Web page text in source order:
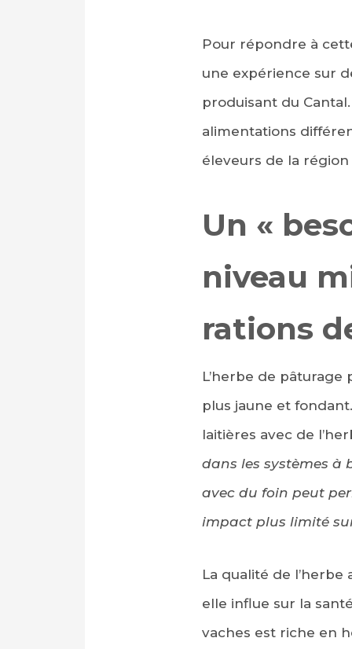
Pour répondre à
une expérience sur
produisant du
alimentations
éleveurs de la
Un «
niveau
rations
L’herbe de
plus jaune et
laitières avec de
dans les systèmes à
avec du foin peut
impact plus limité
La qualité de
elle influe sur la
vaches est riche en